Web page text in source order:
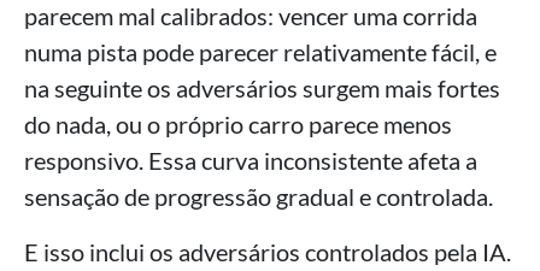
parecem mal calibrados: vencer uma corrida
numa pista pode parecer relativamente fácil, e
na seguinte os adversários surgem mais fortes
do nada, ou o próprio carro parece menos
responsivo. Essa curva inconsistente afeta a
sensação de progressão gradual e controlada.
E isso inclui os adversários controlados pela IA.